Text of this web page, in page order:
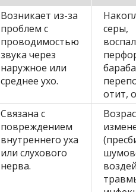
Возникает из-за
проблем с
проводимостью
звука через
наружное или
среднее ухо.
серы,
отит,
Связана с
повреждением
внутреннего уха
или слухового
нерва.